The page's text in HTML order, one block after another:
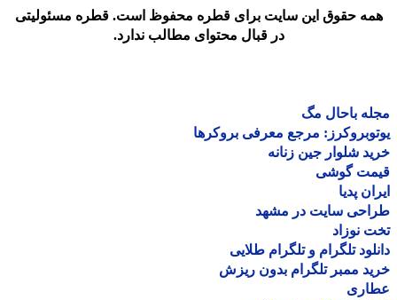
حقوق این سایت برای قطره محفوظ است. قطره مسئولیتی
در قبال محتوای مطالب ندارد.
باحال مگ
مرجع معرفی بروکرها
شلوار جین زنانه
گوشی
پدیا
سایت در مشهد
نوزاد
تلگرام و تلگرام طلایی
ممبر تلگرام بدون ریزش